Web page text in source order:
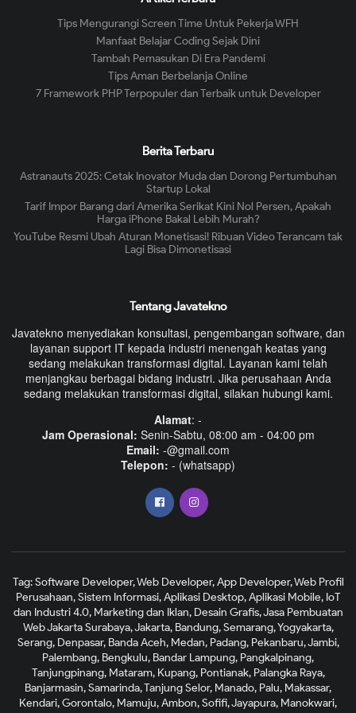
Tips Mengurangi Screen Time Untuk Pekerja WFH
Manfaat Belajar Coding Sejak Dini
Tambah Pemasukan Di Era Pandemi
Tips Aman Berbelanja Online
7 Framework PHP Terpopuler dan Terbaik untuk Developer
Berita Terbaru
Astranauts 2025: Cetak Inovator Muda dan Dorong Pertumbuhan
Startup Lokal
Tarif Impor Barang dari Amerika Serikat Kini Nol Persen, Apakah
Harga iPhone Bakal Lebih Murah?
YouTube Resmi Ubah Aturan Monetisasi! Ribuan Video Terancam tak
Lagi Bisa Dimonetisasi
Tentang Javatekno
Javatekno menyediakan konsultasi, pengembangan software, dan
layanan support IT kepada industri menengah keatas yang
sedang melakukan transformasi digital. Layanan kami telah
menjangkau berbagai bidang industri. Jika perusahaan Anda
sedang melakukan transformasi digital, silakan hubungi kami.
Alamat: -
Jam Operasional: Senin-Sabtu, 08:00 am - 04:00 pm
Email: -@gmail.com
Telepon: - (whatsapp)
Tag: Software Developer, Web Developer, App Developer, Web Profil
Perusahaan, Sistem Informasi, Aplikasi Desktop, Aplikasi Mobile, IoT
dan Industri 4.0, Marketing dan Iklan, Desain Grafis, Jasa Pembuatan
Web Jakarta Surabaya, Jakarta, Bandung, Semarang, Yogyakarta,
Serang, Denpasar, Banda Aceh, Medan, Padang, Pekanbaru, Jambi,
Palembang, Bengkulu, Bandar Lampung, Pangkalpinang,
Tanjungpinang, Mataram, Kupang, Pontianak, Palangka Raya,
Banjarmasin, Samarinda, Tanjung Selor, Manado, Palu, Makassar,
Kendari, Gorontalo, Mamuju, Ambon, Sofifi, Jayapura, Manokwari,